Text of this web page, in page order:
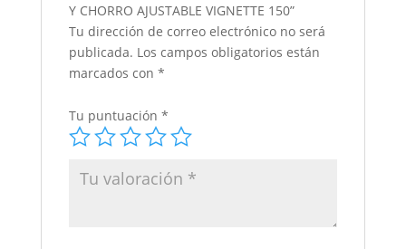
Y CHORRO AJUSTABLE VIGNETTE 150”
Tu dirección de correo electrónico no será
publicada. Los campos obligatorios están
marcados con *
Tu puntuación *